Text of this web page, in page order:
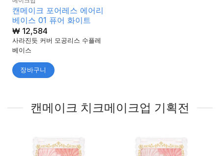
캔메이크 포어레스 에어리
베이스 01 퓨어 화이트
₩12,584
사라진듯 커버 모공리스 수플레
베이스
장바구니
캔메이크 치크메이크업 기획전